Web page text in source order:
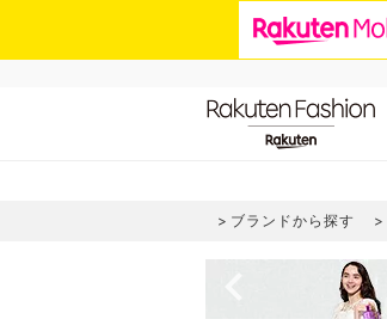
ブランドから探す